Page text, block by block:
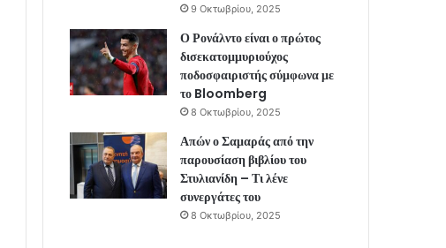
9 Οκτωβρίου, 2025
Ο Ρονάλντο είναι ο πρώτος
δισεκατομμυριούχος
ποδοσφαιριστής σύμφωνα με
το Bloomberg
8 Οκτωβρίου, 2025
Απών ο Σαμαράς από την
παρουσίαση βιβλίου του
Στυλιανίδη – Τι λένε
συνεργάτες του
8 Οκτωβρίου, 2025